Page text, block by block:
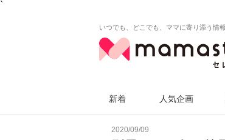
`
いつでも、どこでも、ママに寄り添う情
新着 人気企画
2020/09/09